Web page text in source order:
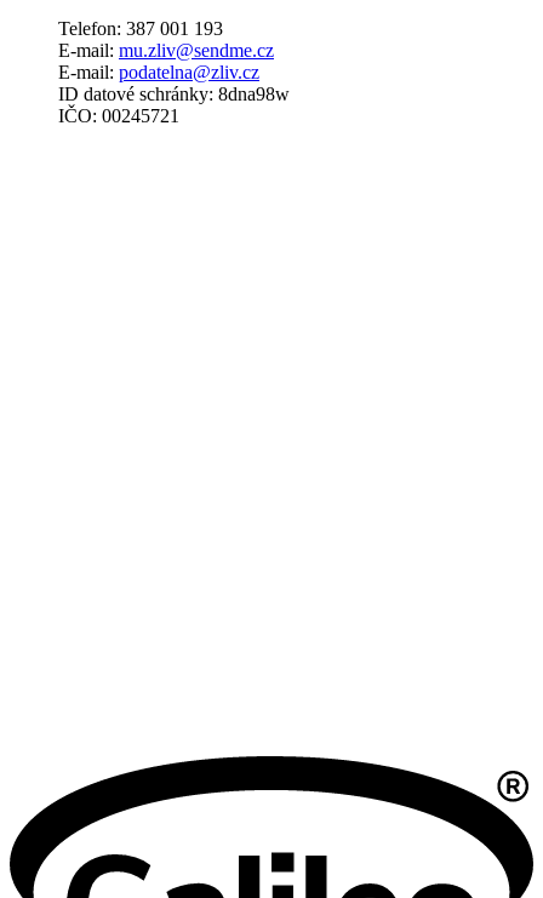
Telefon: 387 001 193
E-mail: mu.zliv@sendme.cz
E-mail: podatelna@zliv.cz
ID datové schránky: 8dna98w
IČO: 00245721